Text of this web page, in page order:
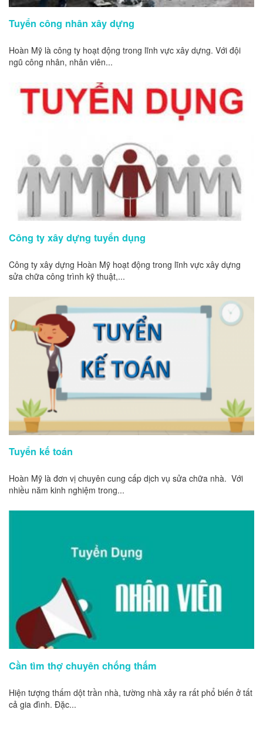
Tuyển công nhân xây dựng
Hoàn Mỹ là công ty hoạt động trong lĩnh vực xây dựng. Với đội
ngũ công nhân, nhân viên...
Công ty xây dựng tuyển dụng
Công ty xây dựng Hoàn Mỹ hoạt động trong lĩnh vực xây dựng
sửa chữa công trình kỹ thuật,...
Tuyển kế toán
Hoàn Mỹ là đơn vị chuyên cung cấp dịch vụ sửa chữa nhà. Với
nhiều năm kinh nghiệm trong...
Cần tìm thợ chuyên chống thấm
Hiện tượng thấm dột trần nhà, tường nhà xảy ra rất phổ biến ở tất
cả gia đình. Đặc...